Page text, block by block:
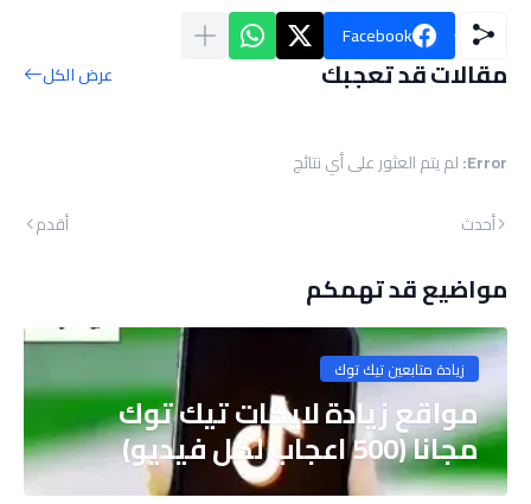
Facebook
مقالات قد تعجبك عرض الكل
Error: لم يتم العثور على أي نتائج
أحدث
أقدم
مواضيع قد تهمكم
زيادة متابعين تيك توك
مواقع زيادة لايكات تيك توك
مجانا (500 اعجاب لكل فيديو)